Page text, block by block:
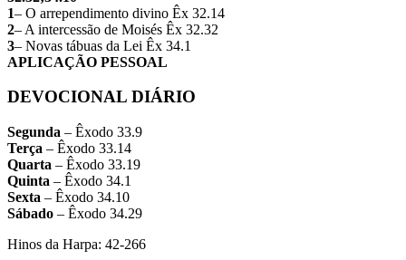
1– O arrependimento divino Êx 32.14
2– A intercessão de Moisés Êx 32.32
3– Novas tábuas da Lei Êx 34.1
APLICAÇÃO PESSOAL
DEVOCIONAL DIÁRIO
Segunda – Êxodo 33.9
Terça – Êxodo 33.14
Quarta – Êxodo 33.19
Quinta – Êxodo 34.1
Sexta – Êxodo 34.10
Sábado – Êxodo 34.29
Hinos da Harpa: 42-266